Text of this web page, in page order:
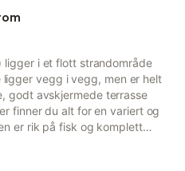
ligger i et flott strandområde
vegg i vegg, men er helt
godt avskjermede terrasse
finner du alt for en variert og
er rik på fisk og komplett
ligger i nærheten. Flere